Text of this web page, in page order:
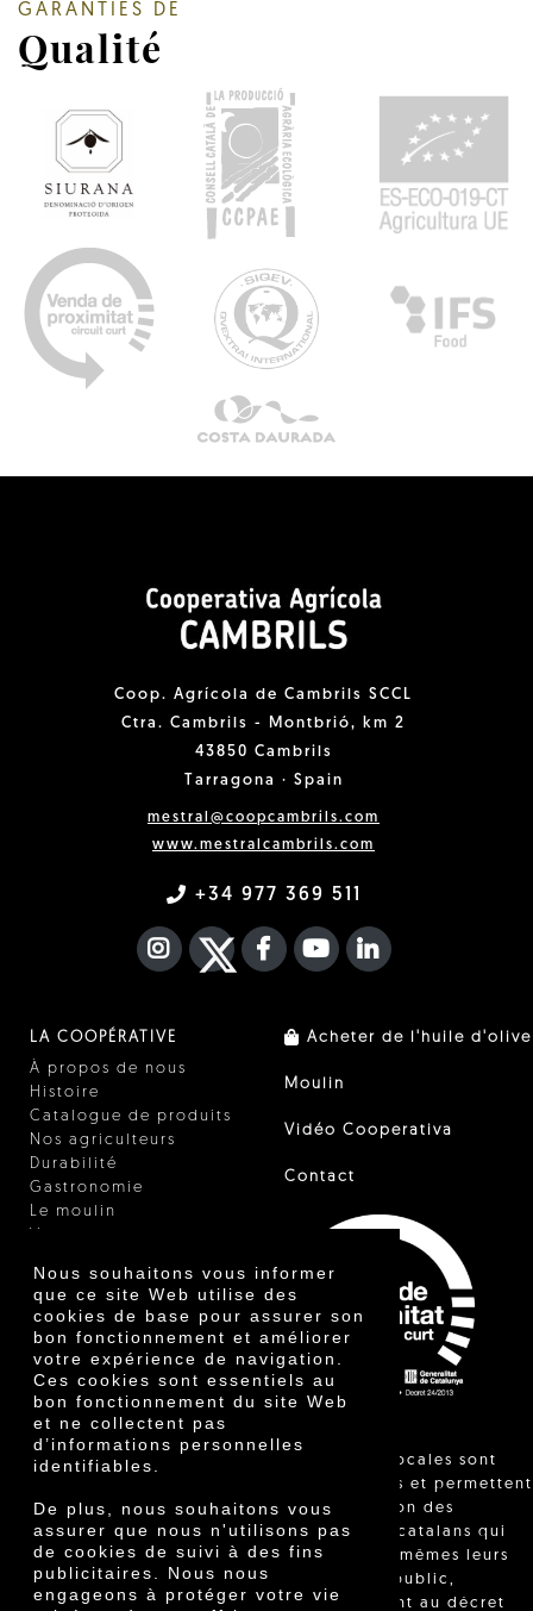
Nous souhaitons vous informer
que ce site Web utilise des
cookies de base pour assurer son
bon fonctionnement et améliorer
votre expérience de navigation.
Ces cookies sont essentiels au
bon fonctionnement du site Web
et ne collectent pas
d’informations personnelles
identifiables.
De plus, nous souhaitons vous
assurer que nous n'utilisons pas
de cookies de suivi à des fins
publicitaires. Nous nous
engageons à protéger votre vie
GARANTIES DE
Qualité
Coop. Agrícola de Cambrils SCCL
Ctra. Cambrils - Montbrió, km 2
43850 Cambrils
Tarragona · Spain
mestral@coopcambrils.com
www.mestralcambrils.com
+34 977 369 511
INSTAGRAM
TWITTER
FACEBOOK F
YOUTUBEFA LINKEDIN
LA COOPÉRATIVE
À propos de nous
Histoire
Catalogue de produits
Nos agriculteurs
Durabilité
Gastronomie
Le moulin
Certificats
Prix
Innovation
Acheter de l'huile d'olive
Moulin
Vidéo Cooperativa
Contact
"Les ventes locales sont
réglementées et permettent
l'identification des
agriculteurs catalans qui
vendent eux-mêmes leurs
produits au public,
conformément au décret